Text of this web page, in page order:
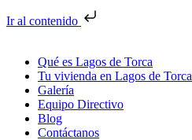
Ir al contenido
Qué es Lagos de Torca
Tu vivienda en Lagos de Torca
Galería
Equipo Directivo
Blog
Contáctanos